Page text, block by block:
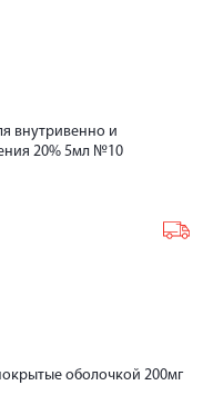
внутривенно и
20% 5мл №10
оболочкой 200мг